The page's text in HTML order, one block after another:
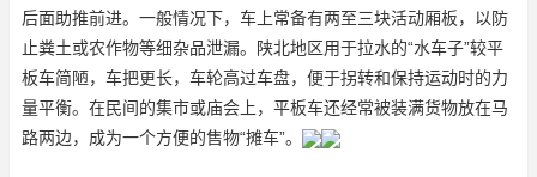
后面助推前进。一般情况下，车上常备有两至三块活动厢板，以防
止粪土或农作物等细杂品泄漏。陕北地区用于拉水的“水车子”较平
板车简陋，车把更长，车轮高过车盘，便于拐转和保持运动时的力
量平衡。在民间的集市或庙会上，平板车还经常被装满货物放在马
路两边，成为一个方便的售物“摊车”。